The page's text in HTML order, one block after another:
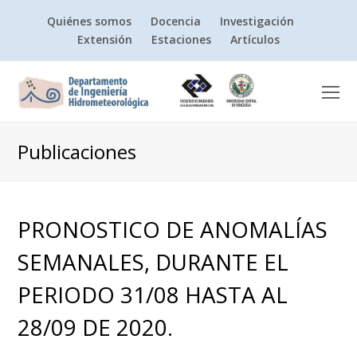
Quiénes somos Docencia
Investigación
Extensión
Estaciones Artículos
Publicaciones
PRONOSTICO DE ANOMALÍAS
SEMANALES, DURANTE EL
PERIODO 31/08 HASTA AL
28/09 DE 2020.